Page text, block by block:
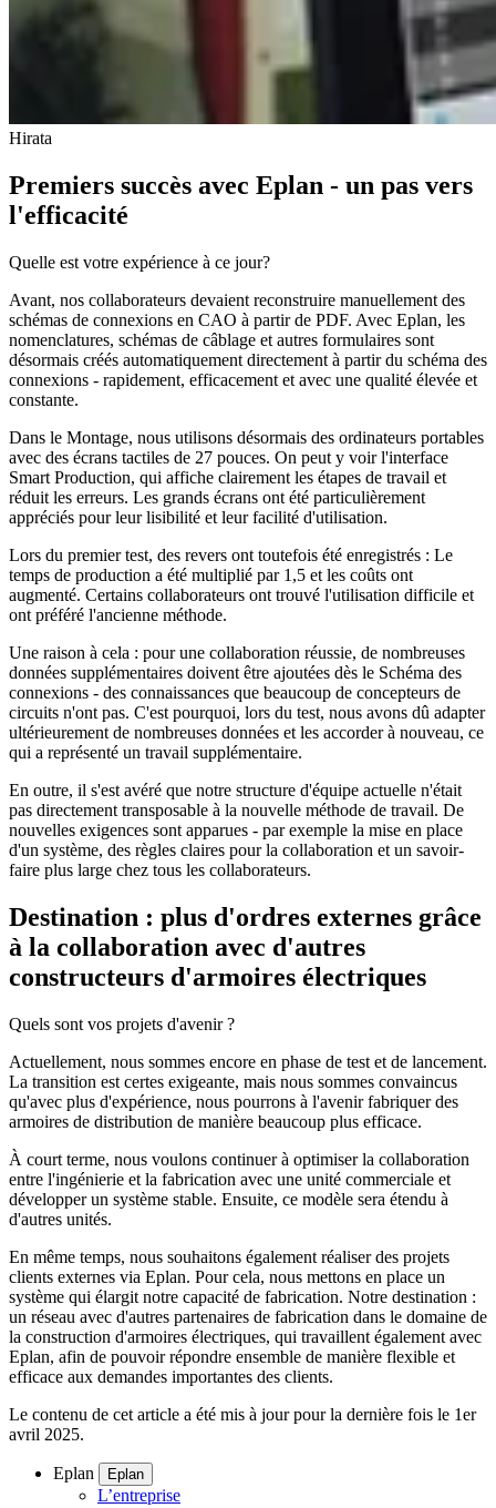
Hirata
Premiers succès avec Eplan - un pas vers
l'efficacité
Quelle est votre expérience à ce jour?
Avant, nos collaborateurs devaient reconstruire manuellement des
schémas de connexions en CAO à partir de PDF. Avec Eplan, les
nomenclatures, schémas de câblage et autres formulaires sont
désormais créés automatiquement directement à partir du schéma des
connexions - rapidement, efficacement et avec une qualité élevée et
constante.
Dans le Montage, nous utilisons désormais des ordinateurs portables
avec des écrans tactiles de 27 pouces. On peut y voir l'interface
Smart Production, qui affiche clairement les étapes de travail et
réduit les erreurs. Les grands écrans ont été particulièrement
appréciés pour leur lisibilité et leur facilité d'utilisation.
Lors du premier test, des revers ont toutefois été enregistrés : Le
temps de production a été multiplié par 1,5 et les coûts ont
augmenté. Certains collaborateurs ont trouvé l'utilisation difficile et
ont préféré l'ancienne méthode.
Une raison à cela : pour une collaboration réussie, de nombreuses
données supplémentaires doivent être ajoutées dès le Schéma des
connexions - des connaissances que beaucoup de concepteurs de
circuits n'ont pas. C'est pourquoi, lors du test, nous avons dû adapter
ultérieurement de nombreuses données et les accorder à nouveau, ce
qui a représenté un travail supplémentaire.
En outre, il s'est avéré que notre structure d'équipe actuelle n'était
pas directement transposable à la nouvelle méthode de travail. De
nouvelles exigences sont apparues - par exemple la mise en place
d'un système, des règles claires pour la collaboration et un savoir-
faire plus large chez tous les collaborateurs.
Destination : plus d'ordres externes grâce
à la collaboration avec d'autres
constructeurs d'armoires électriques
Quels sont vos projets d'avenir ?
Actuellement, nous sommes encore en phase de test et de lancement.
La transition est certes exigeante, mais nous sommes convaincus
qu'avec plus d'expérience, nous pourrons à l'avenir fabriquer des
armoires de distribution de manière beaucoup plus efficace.
À court terme, nous voulons continuer à optimiser la collaboration
entre l'ingénierie et la fabrication avec une unité commerciale et
développer un système stable. Ensuite, ce modèle sera étendu à
d'autres unités.
En même temps, nous souhaitons également réaliser des projets
clients externes via Eplan. Pour cela, nous mettons en place un
système qui élargit notre capacité de fabrication. Notre destination :
un réseau avec d'autres partenaires de fabrication dans le domaine de
la construction d'armoires électriques, qui travaillent également avec
Eplan, afin de pouvoir répondre ensemble de manière flexible et
efficace aux demandes importantes des clients.
Le contenu de cet article a été mis à jour pour la dernière fois le 1er
avril 2025.
Eplan Eplan
L’entreprise